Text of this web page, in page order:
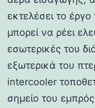
εκτελέσει το
μπορεί να ρέει
εσωτερικές του
εξωτερικά του
intercooler
σημείο του